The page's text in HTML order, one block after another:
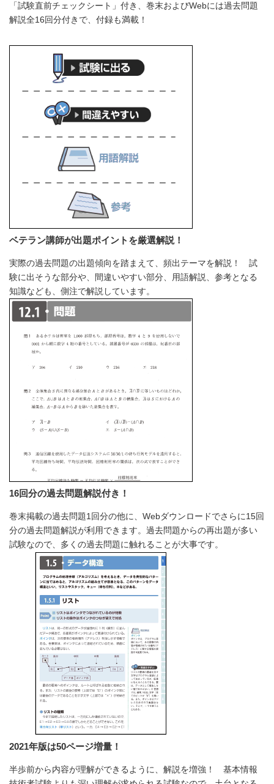
「試験直前チェックシート」付き、巻末およびWebには過去問題
解説全16回分付きで、付録も満載！
ベテラン講師が出題ポイントを厳選解説！
実際の過去問題の出題傾向を踏まえて、頻出テーマを解説！ 試
験に出そうな部分や、間違いやすい部分、用語解説、参考となる
知識なども、側注で解説しています。
16回分の過去問題解説付き！
巻末掲載の過去問題1回分の他に、Webダウンロードでさらに15回
分の過去問題解説が利用できます。過去問題からの再出題が多い
試験なので、多くの過去問題に触れることが大事です。
2021年版は50ページ増量！
半歩前から内容が理解ができるように、解説を増強！ 基本情報